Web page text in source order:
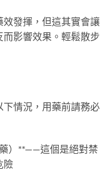
發揮，但這其實會讓
影響效果。輕鬆散步
情況，用藥前請務必
）**——這個是絕對禁
險